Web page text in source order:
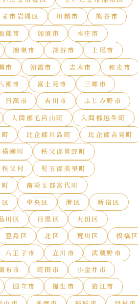
ま市岩槻区 川越市
熊谷市
能市 加須市
本庄市
鴻巣市 深谷市
上尾市
市 朝霞市 志木市
和光市
潮市 富士見市
三郷市
日高市 吉川市
ふじみ野市
入間郡毛呂山町
入間郡越生町
比企郡川島町
比企郡吉見町
瀬町
秩父郡皆野町
父村
児玉郡美里町
南埼玉郡宮代町
中央区 港区
新宿区
川区 目黒区
大田区
豊島区 北区 荒川区
板橋区
八王子市 立川市
武蔵野市
布市 町田市
小金井市
国立市 福生市
狛江市